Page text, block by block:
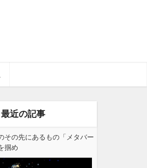
最近の記事
その先にあるもの「メタバー
掴め